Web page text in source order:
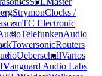
Strymon
TC Electronic
Telefunken
Towersonic
Ueberschall
Vanguard Audio Labs
Clocks /
Audio
Routers
Varios